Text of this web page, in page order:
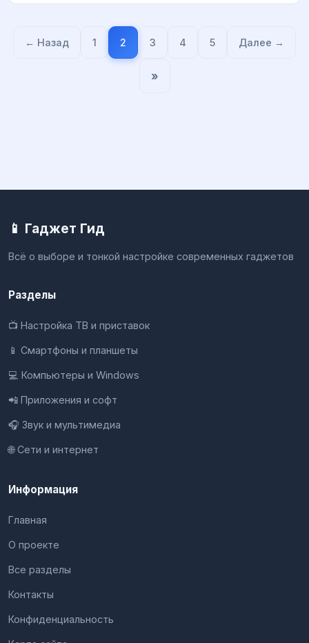
← Назад 1 2 3 4 5 Далее →
»
📱 Гаджет Гид
Всё о выборе и тонкой настройке современных гаджетов
Разделы
📺 Настройка ТВ и приставок
📱 Смартфоны и планшеты
💻 Компьютеры и Windows
📲 Приложения и софт
🎧 Звук и мультимедиа
🌐 Сети и интернет
Информация
Главная
О проекте
Все разделы
Контакты
Конфиденциальность